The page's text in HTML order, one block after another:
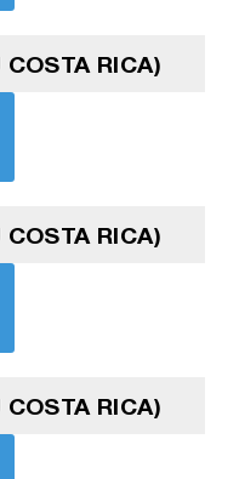
RICA)
RICA)
RICA)